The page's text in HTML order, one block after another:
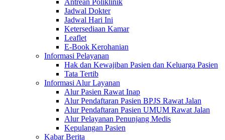
Antrean Poliklinik
Jadwal Dokter
Jadwal Hari Ini
Ketersediaan Kamar
Leaflet
E-Book Kerohanian
Informasi Pelayanan
Hak dan Kewajiban Pasien dan Keluarga Pasien
Tata Tertib
Informasi Alur Layanan
Alur Pasien Rawat Inap
Alur Pendaftaran Pasien BPJS Rawat Jalan
Alur Pendaftaran Pasien UMUM Rawat Jalan
Alur Pelayanan Penunjang Medis
Kepulangan Pasien
Kabar Berita